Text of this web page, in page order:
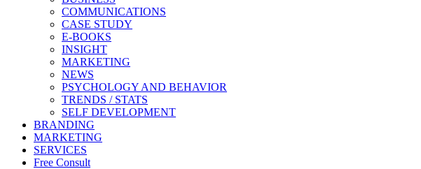
COMMUNICATIONS
CASE STUDY
E-BOOKS
INSIGHT
MARKETING
NEWS
PSYCHOLOGY AND BEHAVIOR
TRENDS / STATS
SELF DEVELOPMENT
BRANDING
MARKETING
SERVICES
Free Consult